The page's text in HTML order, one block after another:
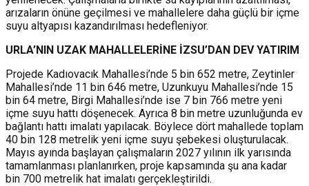
arızaların önüne geçilmesi ve mahallelere daha güçlü bir içme
suyu altyapısı kazandırılması hedefleniyor.
URLA’NIN UZAK MAHALLELERİNE İZSU’DAN DEV YATIRIM
Projede Kadıovacık Mahallesi’nde 5 bin 652 metre, Zeytinler
Mahallesi’nde 11 bin 646 metre, Uzunkuyu Mahallesi’nde 15
bin 64 metre, Birgi Mahallesi’nde ise 7 bin 766 metre yeni
içme suyu hattı döşenecek. Ayrıca 8 bin metre uzunluğunda ev
bağlantı hattı imalatı yapılacak. Böylece dört mahallede toplam
40 bin 128 metrelik yeni içme suyu şebekesi oluşturulacak.
Mayıs ayında başlayan çalışmaların 2027 yılının ilk yarısında
tamamlanması planlanırken, proje kapsamında şu ana kadar
bin 700 metrelik hat imalatı gerçekleştirildi.